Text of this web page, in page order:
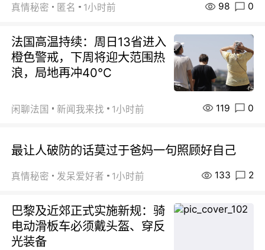
真情秘密 匿名 1小时前 98 0
法国高温持续：周日13省进入
橙色警戒，下周将迎大范围热
浪，局地再冲40℃
闲聊法国 新闻我来找 1小时前 119 0
最让人破防的话莫过于爸妈一句照顾好自己
真情秘密 发呆爱好者 1小时前 133 2
巴黎及近郊正式实施新规：骑
电动滑板车必须戴头盔、穿反
光装备